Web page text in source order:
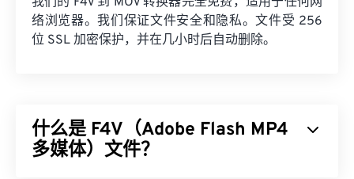
络浏览器。我们保证文件安全和隐私。文件受 256
位 SSL 加密保护，并在几小时后自动删除。
什么是 F4V（Adobe Flash MP4
多媒体）文件？